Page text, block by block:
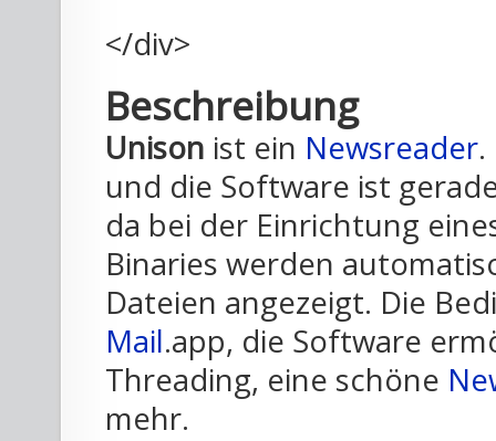
</div>
Beschreibung
Unison ist ein Newsreader
und die Software ist
da bei der Einrichtung
Binaries werden
Dateien angezeigt. Die
Mail.app, die Software
Threading, eine schöne
mehr.